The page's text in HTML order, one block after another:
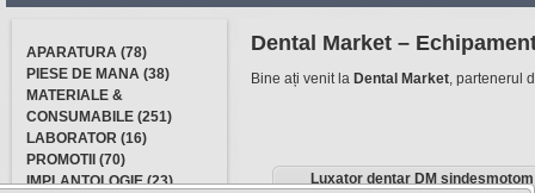
APARATURA (78)
PIESE DE MANA (38)
MATERIALE &
CONSUMABILE (251)
LABORATOR (16)
PROMOTII (70)
IMPLANTOLOGIE (23)
Dental Market –
Bine ați venit la Dental Market, partenerul
Luxator dentar DM sindesmotom